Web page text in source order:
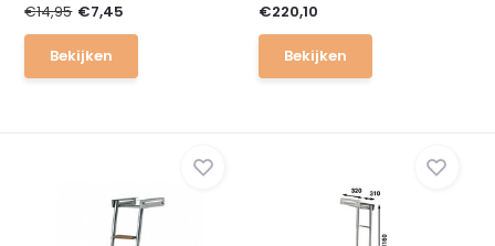
€14,95 €7,45
Bekijken
€220,10
Bekijken